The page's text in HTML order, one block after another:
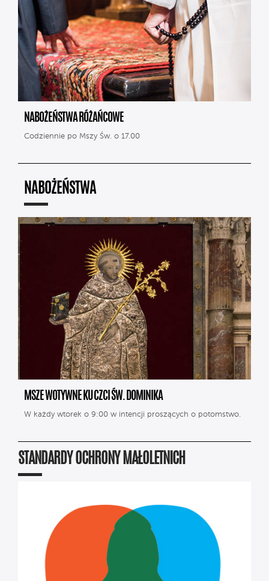
NABOŻEŃSTWA RÓŻAŃCOWE
Codziennie po Mszy Św. o 17.00
NABOŻEŃSTWA
MSZE WOTYWNE KU CZCI ŚW. DOMINIKA
W każdy wtorek o 9:00 w intencji proszących o potomstwo.
STANDARDY OCHRONY MAŁOLETNICH